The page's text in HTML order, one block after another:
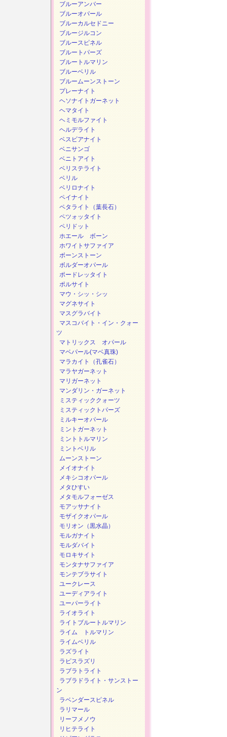
ブルーアンバー
ブルーオパール
ブルーカルセドニー
ブルージルコン
ブルースピネル
ブルートパーズ
ブルートルマリン
ブルーベリル
ブルームーンストーン
プレーナイト
ヘソナイトガーネット
ヘマタイト
ヘミモルファイト
ヘルデライト
ベスビアナイト
ベニサンゴ
ベニトアイト
ベリステライト
ベリル
ベリロナイト
ペイナイト
ペタライト（葉長石）
ペツォッタイト
ペリドット
ホエール ボーン
ホワイトサファイア
ボーンストーン
ボルダーオパール
ポードレッタイト
ポルサイト
マウ・シッ・シッ
マグネサイト
マスグラバイト
マスコバイト・イン・クォー
ツ
マトリックス オパール
マベパール(マベ真珠)
マラカイト（孔雀石）
マラヤガーネット
マリガーネット
マンダリン・ガーネット
ミスティッククォーツ
ミスティックトパーズ
ミルキーオパール
ミントガーネット
ミントトルマリン
ミントベリル
ムーンストーン
メイオナイト
メキシコオパール
メタひすい
メタモルフォーゼス
モアッサナイト
モザイクオパール
モリオン（黒水晶）
モルガナイト
モルダバイト
モロキサイト
モンタナサファイア
モンテブラサイト
ユークレース
ユーディアライト
ユーパーライト
ライオライト
ライトブルートルマリン
ライム トルマリン
ライムベリル
ラズライト
ラピスラズリ
ラブラトライト
ラブラドライト・サンストー
ン
ラベンダースピネル
ラリマール
リーフメノウ
リヒテライト